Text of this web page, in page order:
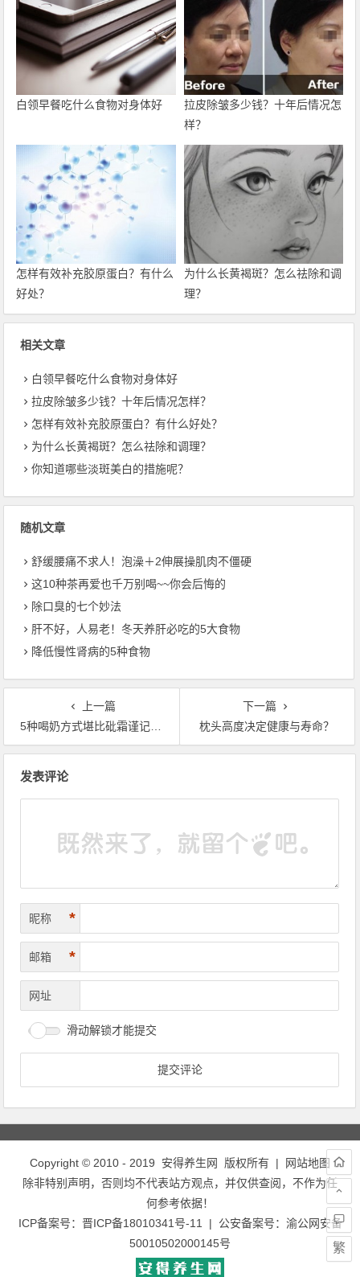
白领早餐吃什么食物对身体好
拉皮除皱多少钱？十年后情况怎
样？
怎样有效补充胶原蛋白？有什么
好处？
为什么长黄褐斑？怎么祛除和调
理？
相关文章
白领早餐吃什么食物对身体好
拉皮除皱多少钱？十年后情况怎样？
怎样有效补充胶原蛋白？有什么好处？
为什么长黄褐斑？怎么祛除和调理？
你知道哪些淡斑美白的措施呢？
随机文章
舒缓腰痛不求人！泡澡＋2伸展操肌肉不僵硬
这10种茶再爱也千万别喝~~你会后悔的
除口臭的七个妙法
肝不好，人易老！冬天养肝必吃的5大食物
降低慢性肾病的5种食物
上一篇
5种喝奶方式堪比砒霜谨记谨记
下一篇
枕头高度决定健康与寿命？
发表评论
昵称 *
邮箱 *
网址
滑动解锁才能提交
Copyright © 2010 - 2019 安得养生网 版权所有 |
网站地图
除非特别声明，否则均不代表站方观点，并仅供查阅，不作为任
何参考依据！
ICP备案号： 晋ICP备18010341号-11 | 公安备案号： 渝公网安备
50010502000145号
繁